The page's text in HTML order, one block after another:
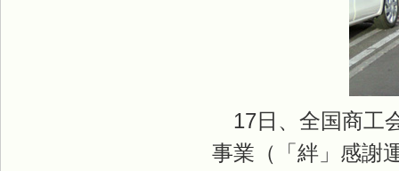
17日、全国商工
事業（「絆」感謝